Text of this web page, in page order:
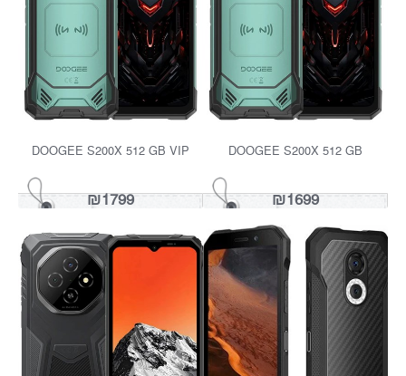
DOOGEE S200 ULTRA
₪2099
DOOGEE S200 VIP EDITION כולל
אוזניו...
₪1599
DOOGEE S200X 512 GB
DOOGEE S200X 512 GB VIP